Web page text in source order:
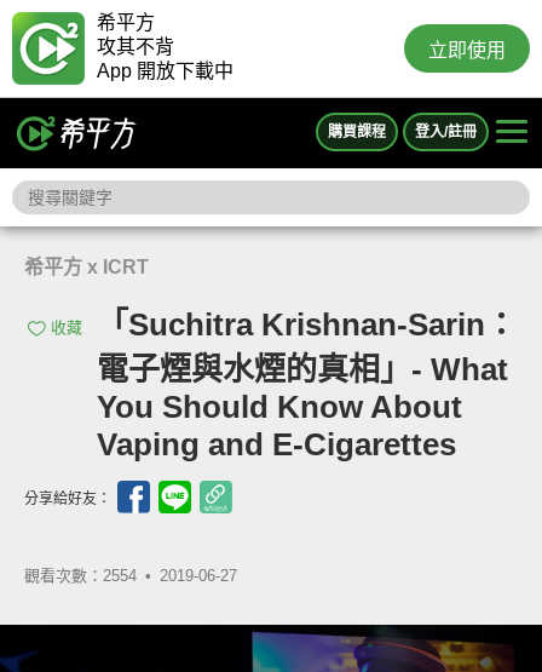
希平方
攻其不背
App 開放下載中
立即使用
購買課程 登入/註冊
希平方 x ICRT
收藏
「Suchitra Krishnan-Sarin：
電子煙與水煙的真相」- What
You Should Know About
Vaping and E-Cigarettes
分享給好友：
觀看次數：2554 • 2019-06-27